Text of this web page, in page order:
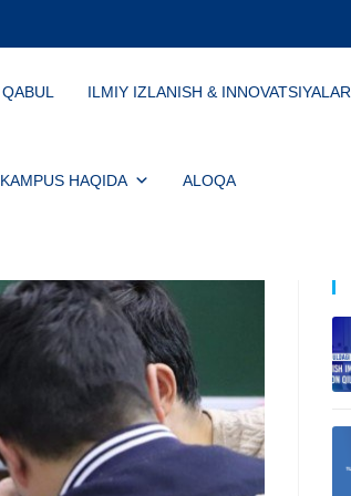
QABUL ILMIY IZLANISH & INNOVATSIYALAR
KAMPUS HAQIDA ALOQA